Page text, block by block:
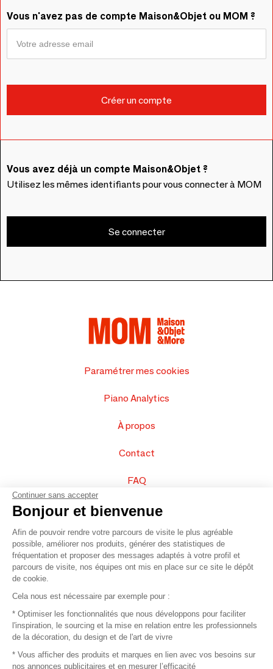
Vous n'avez pas de compte Maison&Objet ou MOM ?
Vous avez déjà un compte Maison&Objet ?
Utilisez les mêmes identifiants pour vous connecter à MOM
Se connecter
Paramétrer mes cookies
Piano Analytics
À propos
Contact
FAQ
Vendez vos produits
Plan du site
© 2016 –Organisation SAFI
Recrutement
Continuer sans accepter
Bonjour et bienvenue
Afin de pouvoir rendre votre parcours de visite le plus agréable
possible, améliorer nos produits, générer des statistiques de
fréquentation et proposer des messages adaptés à votre profil et
parcours de visite, nos équipes ont mis en place sur ce site le dépôt
de cookie.
Cela nous est nécessaire par exemple pour :
* Optimiser les fonctionnalités que nous développons pour faciliter
l'inspiration, le sourcing et la mise en relation entre les professionnels
de la décoration, du design et de l'art de vivre
* Vous afficher des produits et marques en lien avec vos besoins sur
nos annonces publicitaires et en mesurer l’efficacité